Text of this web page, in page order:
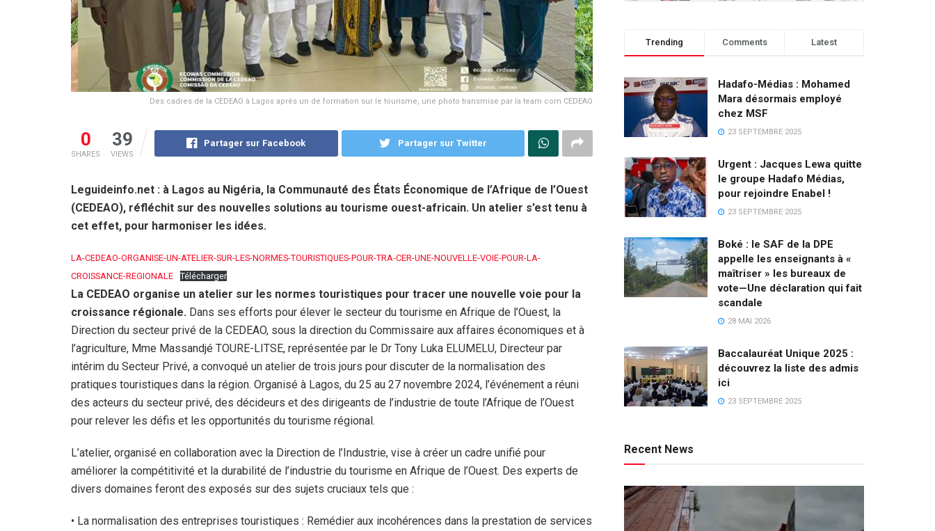
Des cadres de la CEDEAO à Lagos après un de formation sur le tourisme, une photo transmise par la team com CEDEAO
0
SHARES
39
VIEWS
Partager sur Facebook Partager sur Twitter
Leguideinfo.net : à Lagos au Nigéria, la Communauté des États Économique de l’Afrique de l’Ouest
(CEDEAO), réfléchit sur des nouvelles solutions au tourisme ouest-africain. Un atelier s’est tenu à
cet effet, pour harmoniser les idées.
LA-CEDEAO-ORGANISE-UN-ATELIER-SUR-LES-NORMES-TOURISTIQUES-POUR-TRA-CER-UNE-NOUVELLE-VOIE-POUR-LA-
CROISSANCE-REGIONALE
Télécharger
La CEDEAO organise un atelier sur les normes touristiques pour tracer une nouvelle voie pour la
croissance régionale. Dans ses efforts pour élever le secteur du tourisme en Afrique de l’Ouest, la
Direction du secteur privé de la CEDEAO, sous la direction du Commissaire aux affaires économiques et à
l’agriculture, Mme Massandjé TOURE-LITSE, représentée par le Dr Tony Luka ELUMELU, Directeur par
intérim du Secteur Privé, a convoqué un atelier de trois jours pour discuter de la normalisation des
pratiques touristiques dans la région. Organisé à Lagos, du 25 au 27 novembre 2024, l’événement a réuni
des acteurs du secteur privé, des décideurs et des dirigeants de l’industrie de toute l’Afrique de l’Ouest
pour relever les défis et les opportunités du tourisme régional.
L’atelier, organisé en collaboration avec la Direction de l’Industrie, vise à créer un cadre unifié pour
améliorer la compétitivité et la durabilité de l’industrie du tourisme en Afrique de l’Ouest. Des experts de
divers domaines feront des exposés sur des sujets cruciaux tels que :
• La normalisation des entreprises touristiques : Remédier aux incohérences dans la prestation de services
Trending Comments Latest
Hadafo-Médias : Mohamed
Mara désormais employé
chez MSF
23 SEPTEMBRE 2025
Urgent : Jacques Lewa quitte
le groupe Hadafo Médias,
pour rejoindre Enabel !
23 SEPTEMBRE 2025
Boké : le SAF de la DPE
appelle les enseignants à «
maîtriser » les bureaux de
vote—Une déclaration qui fait
scandale
28 MAI 2026
Baccalauréat Unique 2025 :
découvrez la liste des admis
ici
23 SEPTEMBRE 2025
Recent News